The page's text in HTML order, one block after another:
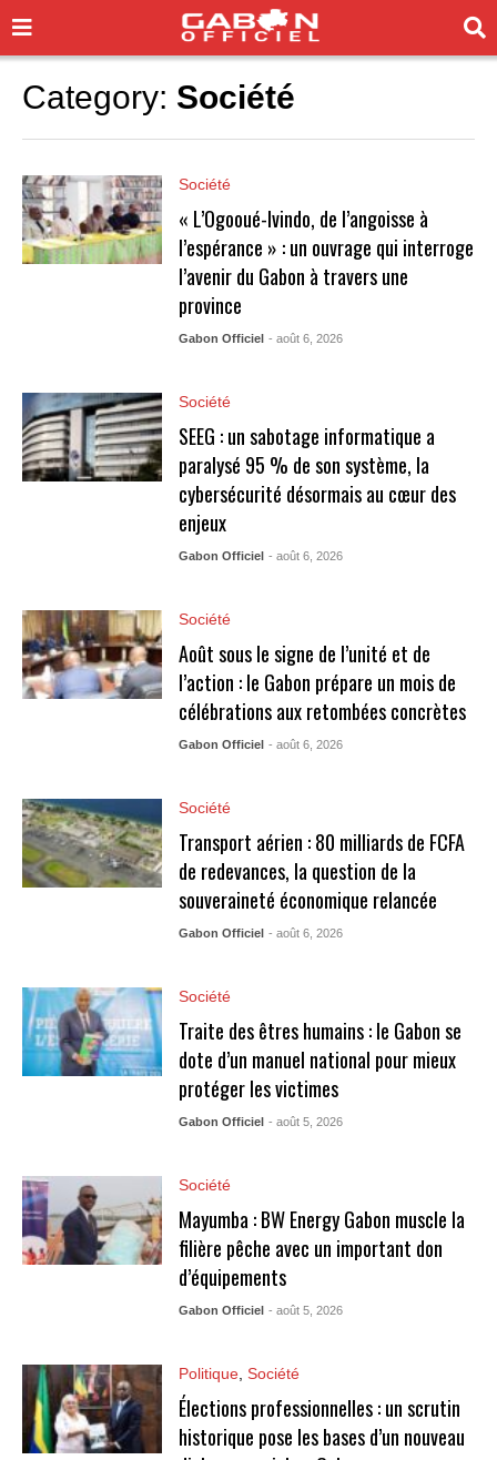
Category: Société
Société
« L’Ogooué-Ivindo, de l’angoisse à
l’espérance » : un ouvrage qui interroge
l’avenir du Gabon à travers une
province
Gabon Officiel - août 6, 2026
Société
SEEG : un sabotage informatique a
paralysé 95 % de son système, la
cybersécurité désormais au cœur des
enjeux
Gabon Officiel - août 6, 2026
Société
Août sous le signe de l’unité et de
l’action : le Gabon prépare un mois de
célébrations aux retombées concrètes
Gabon Officiel - août 6, 2026
Société
Transport aérien : 80 milliards de FCFA
de redevances, la question de la
souveraineté économique relancée
Gabon Officiel - août 6, 2026
Société
Traite des êtres humains : le Gabon se
dote d’un manuel national pour mieux
protéger les victimes
Gabon Officiel - août 5, 2026
Société
Mayumba : BW Energy Gabon muscle la
filière pêche avec un important don
d’équipements
Gabon Officiel - août 5, 2026
Politique, Société
Élections professionnelles : un scrutin
historique pose les bases d’un nouveau